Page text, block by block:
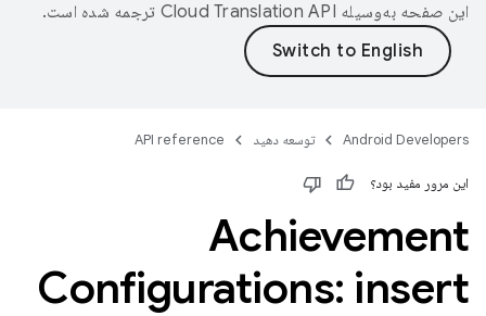
این صفحه به‌وسیله ترجمه شده است.
Android Developers توسعه دهید API reference
این مرور مفید بود؟
Achievement
Configurations: insert